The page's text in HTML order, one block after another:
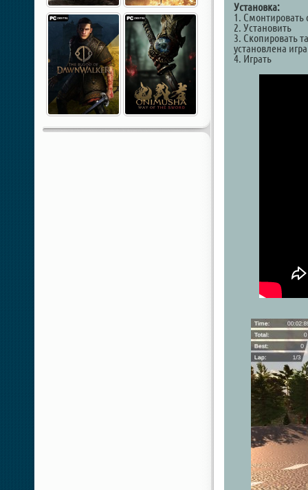
Установка:
1. Смонтировать
2. Установить
3. Скопировать
установлена игра
4. Играть